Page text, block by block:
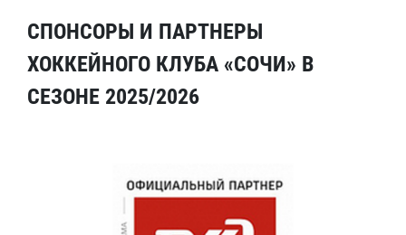
СПОНСОРЫ И ПАРТНЕРЫ
ХОККЕЙНОГО КЛУБА «СОЧИ» В
СЕЗОНЕ 2025/2026